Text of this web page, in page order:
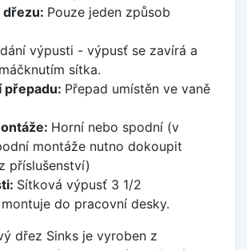
dřezu: Pouze jeden způsob
výpusti - výpusť se zavírá a
sítka.
přepadu: Přepad umístěn ve vaně
Horní nebo spodní (v
montáže nutno dokoupit
příslušenství)
Sítková výpusť 3 1/2
do pracovní desky.
dřez Sinks je vyroben z